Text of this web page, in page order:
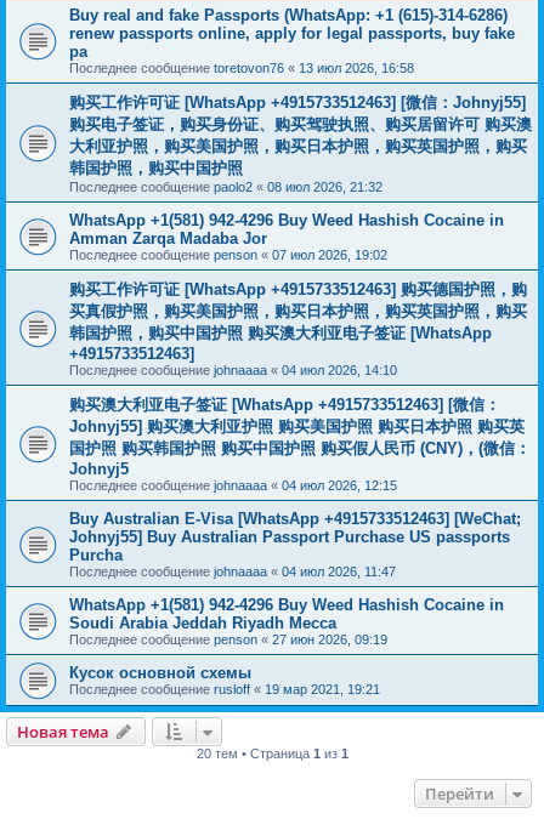
Buy real and fake Passports (WhatsApp: +1 (615)-314-6286)
renew passports online, apply for legal passports, buy fake
pa
Последнее сообщение toretovon76 « 13 июл 2026, 16:58
购买工作许可证 [WhatsApp +4915733512463] [微信：Johnyj55]
购买电子签证，购买身份证、购买驾驶执照、购买居留许可 购买澳
大利亚护照，购买美国护照，购买日本护照，购买英国护照，购买
韩国护照，购买中国护照
Последнее сообщение paolo2 « 08 июл 2026, 21:32
WhatsApp +1(581) 942-4296 Buy Weed Hashish Cocaine in
Amman Zarqa Madaba Jor
Последнее сообщение penson « 07 июл 2026, 19:02
购买工作许可证 [WhatsApp +4915733512463] 购买德国护照，购
买真假护照，购买美国护照，购买日本护照，购买英国护照，购买
韩国护照，购买中国护照 购买澳大利亚电子签证 [WhatsApp
+4915733512463]
Последнее сообщение johnaaaa « 04 июл 2026, 14:10
购买澳大利亚电子签证 [WhatsApp +4915733512463] [微信：
Johnyj55] 购买澳大利亚护照 购买美国护照 购买日本护照 购买英
国护照 购买韩国护照 购买中国护照 购买假人民币 (CNY)，(微信：
Johnyj5
Последнее сообщение johnaaaa « 04 июл 2026, 12:15
Buy Australian E-Visa [WhatsApp +4915733512463] [WeChat;
Johnyj55] Buy Australian Passport Purchase US passports
Purcha
Последнее сообщение johnaaaa « 04 июл 2026, 11:47
WhatsApp +1(581) 942-4296 Buy Weed Hashish Cocaine in
Soudi Arabia Jeddah Riyadh Mecca
Последнее сообщение penson « 27 июн 2026, 09:19
Кусок основной схемы
Последнее сообщение rusloff « 19 мар 2021, 19:21
Новая тема
20 тем • Страница 1 из 1
Перейти